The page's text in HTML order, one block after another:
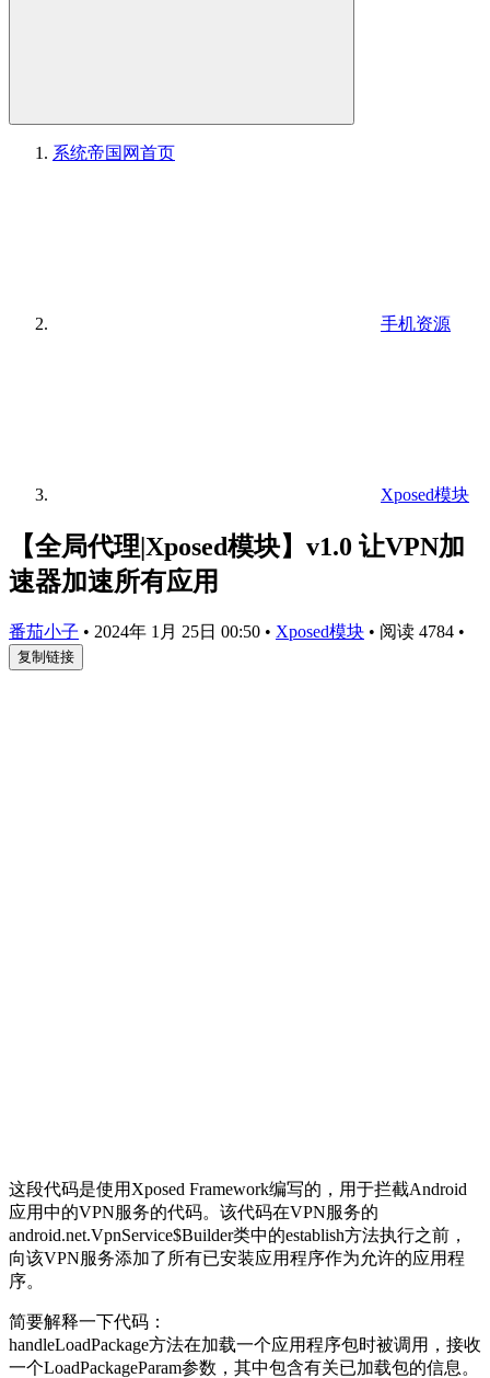
系统帝国网首页
手机资源
Xposed模块
【全局代理|Xposed模块】v1.0 让VPN加
速器加速所有应用
番茄小子 • 2024年 1月 25日 00:50 • Xposed模块 • 阅读 4784 •
复制链接
这段代码是使用Xposed Framework编写的，用于拦截Android
应用中的VPN服务的代码。该代码在VPN服务的
android.net.VpnService$Builder类中的establish方法执行之前，
向该VPN服务添加了所有已安装应用程序作为允许的应用程
序。
简要解释一下代码：
handleLoadPackage方法在加载一个应用程序包时被调用，接收
一个LoadPackageParam参数，其中包含有关已加载包的信息。